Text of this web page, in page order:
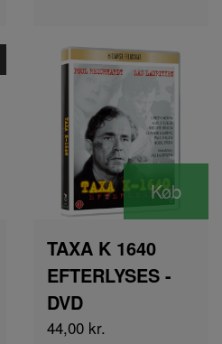
Køb
TAXA K 1640
EFTERLYSES -
DVD
44,00 kr.